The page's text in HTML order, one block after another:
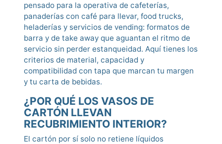
pensado para la operativa de cafeterías,
panaderías con café para llevar, food trucks,
heladerías y servicios de vending: formatos de
barra y de take away que aguantan el ritmo de
servicio sin perder estanqueidad. Aquí tienes los
criterios de material, capacidad y
compatibilidad con tapa que marcan tu margen
y tu carta de bebidas.
¿POR QUÉ LOS VASOS DE
CARTÓN LLEVAN
RECUBRIMIENTO INTERIOR?
El cartón por sí solo no retiene líquidos